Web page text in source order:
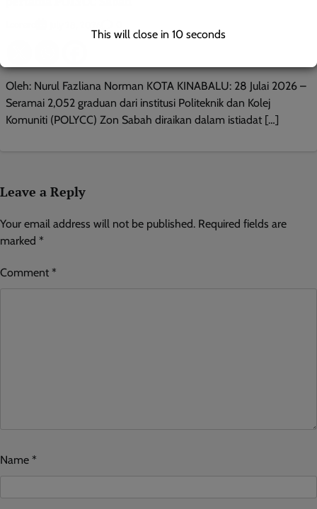
Oleh: Nurul Fazliana Norman KOTA KINABALU: 28 Julai 2026 –
Seramai 2,052 graduan dari institusi Politeknik dan Kolej
Komuniti (POLYCC) Zon Sabah diraikan dalam istiadat […]
Leave a Reply
Your email address will not be published. Required fields are
marked *
Comment *
Name *
This will close in9seconds